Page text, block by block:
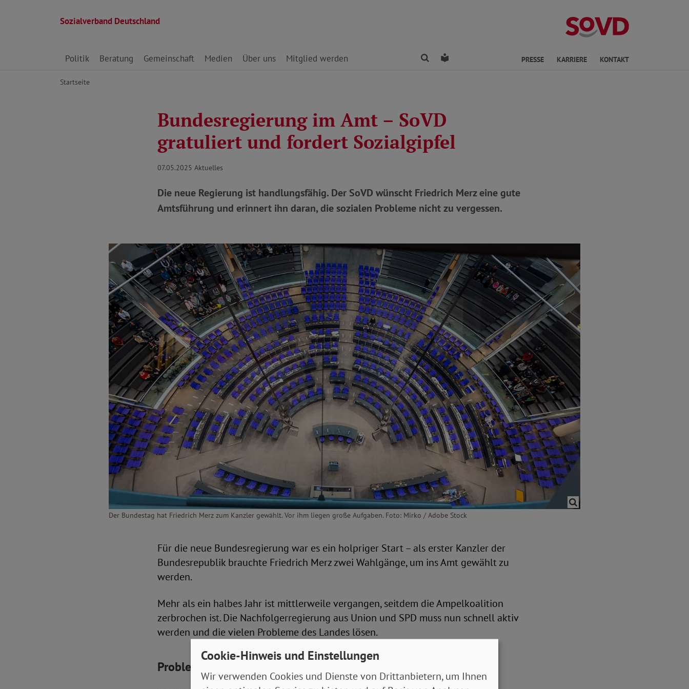
Sozialverband Deutschland
Direkt zu den Inhalten springen
Politik Beratung Gemeinschaft Medien Über uns Mitglied werden FindenLeichte Sprache PRESSE KARRIERE KONTAKT
Startseite
Bundesregierung im Amt – SoVD
gratuliert und fordert Sozialgipfel
07.05.2025 Aktuelles
Die neue Regierung ist handlungsfähig. Der SoVD wünscht Friedrich Merz eine gute
Amtsführung und erinnert ihn daran, die sozialen Probleme nicht zu vergessen.
Der Bundestag hat Friedrich Merz zum Kanzler gewählt. Vor ihm liegen große Aufgaben. Foto: Mirko / Adobe Stock
Für die neue Bundesregierung war es ein holpriger Start – als erster Kanzler der
Bundesrepublik brauchte Friedrich Merz zwei Wahlgänge, um ins Amt gewählt zu
werden.
Mehr als ein halbes Jahr ist mittlerweile vergangen, seitdem die Ampelkoalition
zerbrochen ist. Die Nachfolgerregierung aus Union und SPD muss nun schnell aktiv
werden und die vielen Probleme des Landes lösen.
Probleme bei Rente, Pflege und Ungleichheit anpacken
Cookie-Hinweis und Einstellungen
Wir verwenden Cookies und Dienste von Drittanbietern, um Ihnen